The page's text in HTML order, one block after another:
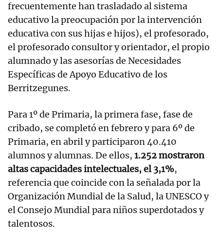
frecuentemente han trasladado al sistema
educativo la preocupación por la intervención
educativa con sus hijas e hijos), el profesorado,
el profesorado consultor y orientador, el propio
alumnado y las asesorías de Necesidades
Específicas de Apoyo Educativo de los
Berritzegunes.
Para 1º de Primaria, la primera fase, fase de
cribado, se completó en febrero y para 6º de
Primaria, en abril y participaron 40.410
alumnos y alumnas. De ellos, 1.252 mostraron
altas capacidades intelectuales, el 3,1%,
referencia que coincide con la señalada por la
Organización Mundial de la Salud, la UNESCO y
el Consejo Mundial para niños superdotados y
talentosos.